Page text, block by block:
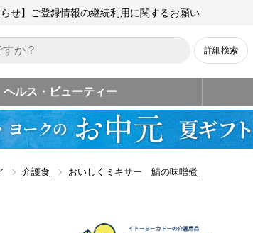
らせ】ご登録情報の継続利用に関するお願い
詳細検索
ヘルス・ビューティー
介護食 おいしくミキサー 鯖の味噌煮